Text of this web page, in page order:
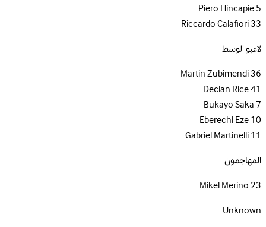
5
Piero Hincapie
33
Riccardo Calafiori
لاعبو الوسط
36
Martin Zubimendi
41
Declan Rice
7
Bukayo Saka
10
Eberechi Eze
11
Gabriel Martinelli
المهاجمون
23
Mikel Merino
Unknown